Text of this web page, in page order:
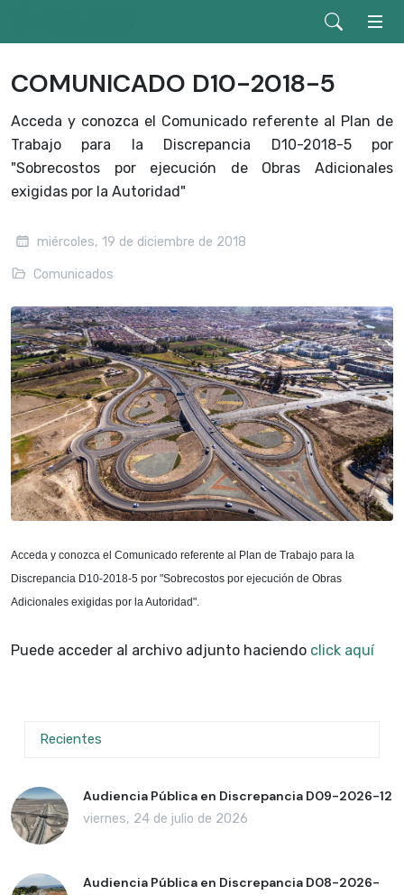
COMUNICADO D10-2018-5
Acceda y conozca el Comunicado referente al Plan de
Trabajo para la Discrepancia D10-2018-5 por
"Sobrecostos por ejecución de Obras Adicionales
exigidas por la Autoridad"
miércoles, 19 de diciembre de 2018
Comunicados
Acceda y conozca el Comunicado referente al Plan de Trabajo para la
Discrepancia D10-2018-5 por "Sobrecostos por ejecución de Obras
Adicionales exigidas por la Autoridad".
Puede acceder al archivo adjunto haciendo click aquí
Recientes
Audiencia Pública en Discrepancia D09-2026-12
viernes, 24 de julio de 2026
Audiencia Pública en Discrepancia D08-2026-